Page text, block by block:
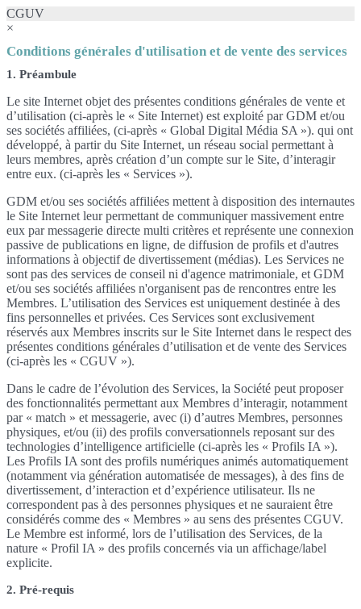
CGUV
×
Conditions générales d'utilisation et de vente des services
1. Préambule
Le site Internet objet des présentes conditions générales de vente et
d’utilisation (ci-après le « Site Internet) est exploité par GDM et/ou
ses sociétés affiliées, (ci-après « Global Digital Média SA »). qui ont
développé, à partir du Site Internet, un réseau social permettant à
leurs membres, après création d’un compte sur le Site, d’interagir
entre eux. (ci-après les « Services »).
GDM et/ou ses sociétés affiliées mettent à disposition des internautes
le Site Internet leur permettant de communiquer massivement entre
eux par messagerie directe multi critères et représente une connexion
passive de publications en ligne, de diffusion de profils et d'autres
informations à objectif de divertissement (médias). Les Services ne
sont pas des services de conseil ni d'agence matrimoniale, et GDM
et/ou ses sociétés affiliées n'organisent pas de rencontres entre les
Membres. L’utilisation des Services est uniquement destinée à des
fins personnelles et privées. Ces Services sont exclusivement
réservés aux Membres inscrits sur le Site Internet dans le respect des
présentes conditions générales d’utilisation et de vente des Services
(ci-après les « CGUV »).
Dans le cadre de l’évolution des Services, la Société peut proposer
des fonctionnalités permettant aux Membres d’interagir, notamment
par « match » et messagerie, avec (i) d’autres Membres, personnes
physiques, et/ou (ii) des profils conversationnels reposant sur des
technologies d’intelligence artificielle (ci-après les « Profils IA »).
Les Profils IA sont des profils numériques animés automatiquement
(notamment via génération automatisée de messages), à des fins de
divertissement, d’interaction et d’expérience utilisateur. Ils ne
correspondent pas à des personnes physiques et ne sauraient être
considérés comme des « Membres » au sens des présentes CGUV.
Le Membre est informé, lors de l’utilisation des Services, de la
nature « Profil IA » des profils concernés via un affichage/label
explicite.
2. Pré-requis